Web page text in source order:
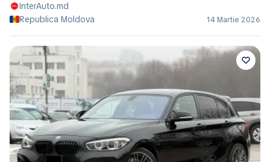
InterAuto.md
Republica Moldova
14 Martie 2026